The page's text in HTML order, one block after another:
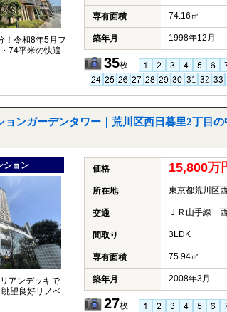
！令和8年5月フ
74平米の快適
専有面積 74.16㎡
築年月 1998年12月
35枚
ョンガーデンタワー｜荒川区西日暮里2丁目
ション
アンデッキで
望良好リノベ
価格 15,800万
所在地 東京都荒川区
交通 ＪＲ山手線
間取り 3LDK
専有面積 75.94㎡
築年月 2008年3月
27枚